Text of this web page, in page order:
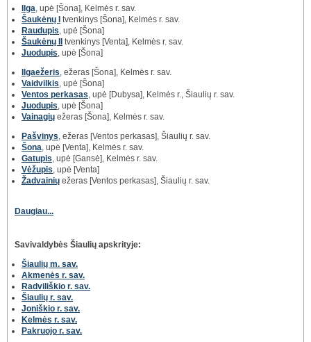
Ilga, upė [Šona], Kelmės r. sav.
Šaukėnų I
tvenkinys [Šona], Kelmės r. sav.
Raudupis, upė [Šona]
Šaukėnų II
tvenkinys [Venta], Kelmės r. sav.
Juodupis, upė [Šona]
Ilgaežeris, ežeras [Šona], Kelmės r. sav.
Vaidvilkis, upė [Šona]
Ventos perkasas, upė [Dubysa], Kelmės r., Šiaulių r. sav.
Juodupis, upė [Šona]
Vainagių ežeras [Šona], Kelmės r. sav.
Pašvinys, ežeras [Ventos perkasas], Šiaulių r. sav.
Šona, upė [Venta], Kelmės r. sav.
Gatupis, upė [Gansė], Kelmės r. sav.
Vėžupis, upė [Venta]
Žadvainių ežeras [Ventos perkasas], Šiaulių r. sav.
Daugiau...
Savivaldybės Šiaulių apskrityje:
Šiaulių m. sav.
Akmenės r. sav.
Radviliškio r. sav.
Šiaulių r. sav.
Joniškio r. sav.
Kelmės r. sav.
Pakruojo r. sav.